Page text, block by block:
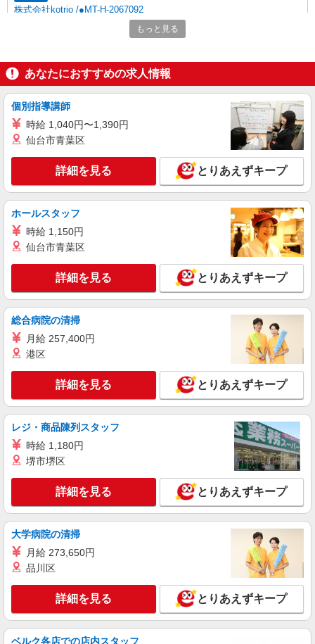
株式会社kotrio /●MT-H-2067092
佐久市≫家庭的でこぢんまりしたグルホ＊家事
サポートなど
通費全支給(ガソリン代含む)＞
佐久市
キープ 詳細を見る
株式会社kotrio /●MT-H-1959335
佐久市｜リハビリ補助などのデイサービス
STAFF♪未経験OK
時給1500円〜2125円 ＜日払い有/週払い有/交
キープ 詳細を見る
株式会社kotrio /●MT-H-2009208
向かう先は、笑顔の待つ場所！デイサービスの
時給1500円〜2125円 ＜日払い有/週払い有/交
通費全支給(ガソリン代含む)＞
佐久市内
キープ 詳細を見る
派遣社員
毎日1万円＊デイサービス＊運転好きな方大集
合｜佐久市
時給1500円〜2125円 ＜日払い有/週払い有/交
キープ 詳細を見る
派遣社員
株式会社kotrio /●MT-H-2094093
もっと見る
あなたにおすすめの求人情報
個別指導講師
時給 1,040円〜1,390円
仙台市青葉区
詳細を見る とりあえずキープ
ホールスタッフ
時給 1,150円
仙台市青葉区
詳細を見る とりあえずキープ
総合病院の清掃
月給 257,400円
港区
詳細を見る とりあえずキープ
レジ・商品陳列スタッフ
時給 1,180円
堺市堺区
詳細を見る とりあえずキープ
大学病院の清掃
月給 273,650円
品川区
詳細を見る とりあえずキープ
ベルク各店での店内スタッフ